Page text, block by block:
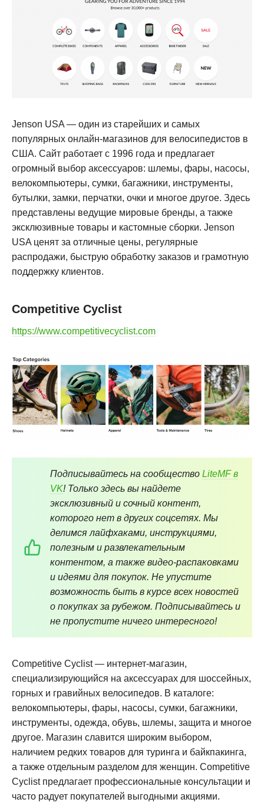
Jenson USA — один из старейших и самых
популярных онлайн-магазинов для велосипедистов в
США. Сайт работает с 1996 года и предлагает
огромный выбор аксессуаров: шлемы, фары, насосы,
велокомпьютеры, сумки, багажники, инструменты,
бутылки, замки, перчатки, очки и многое другое. Здесь
представлены ведущие мировые бренды, а также
эксклюзивные товары и кастомные сборки. Jenson
USA ценят за отличные цены, регулярные
распродажи, быструю обработку заказов и грамотную
поддержку клиентов.
Competitive Cyclist
https://www.competitivecyclist.com
Подписывайтесь на сообщество LiteMF в
VK! Только здесь вы найдете
эксклюзивный и сочный контент,
которого нет в других соцсетях. Мы
делимся лайфхаками, инструкциями,
полезным и развлекательным
контентом, а также видео-распаковками
и идеями для покупок. Не упустите
возможность быть в курсе всех новостей
о покупках за рубежом. Подписывайтесь и
не пропустите ничего интересного!
Competitive Cyclist — интернет-магазин,
специализирующийся на аксессуарах для шоссейных,
горных и гравийных велосипедов. В каталоге:
велокомпьютеры, фары, насосы, сумки, багажники,
инструменты, одежда, обувь, шлемы, защита и многое
другое. Магазин славится широким выбором,
наличием редких товаров для туринга и байкпакинга,
а также отдельным разделом для женщин. Competitive
Cyclist предлагает профессиональные консультации и
часто радует покупателей выгодными акциями.